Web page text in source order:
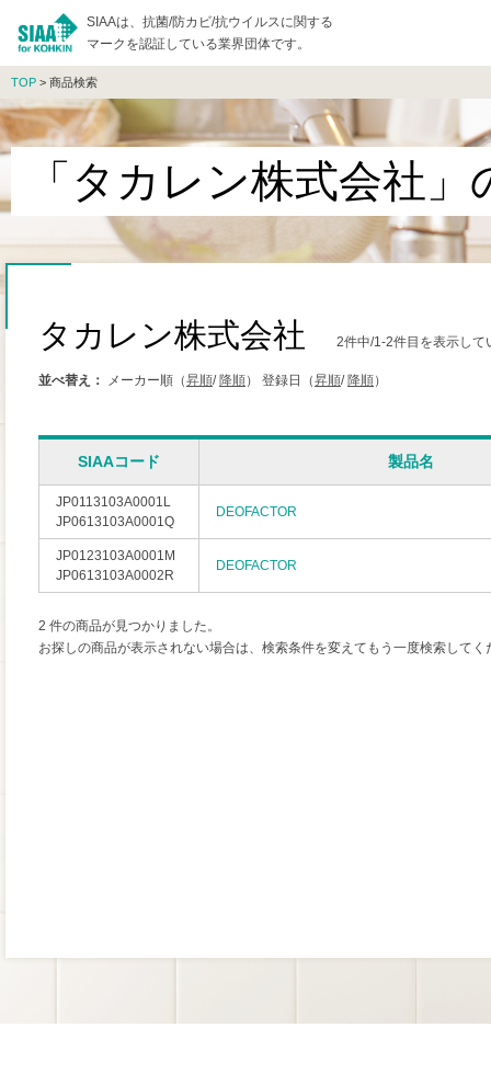
SIAAは、抗菌/防カビ/抗ウイルスに関する
マークを認証している業界団体です。
TOP > 商品検索
「タカレン株式会社
タカレン株式会社 2件中/1-2件目を表示して
並べ替え： メーカー順（昇順/ 降順） 登録日（昇順/ 降順）
SIAAコード 製品名
JP0113103A0001L
JP0613103A0001Q
DEOFACTOR
JP0123103A0001M
JP0613103A0002R
DEOFACTOR
2 件の商品が見つかりました。
お探しの商品が表示されない場合は、検索条件を変えてもう一度検索してく